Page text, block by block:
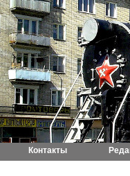
Контакты